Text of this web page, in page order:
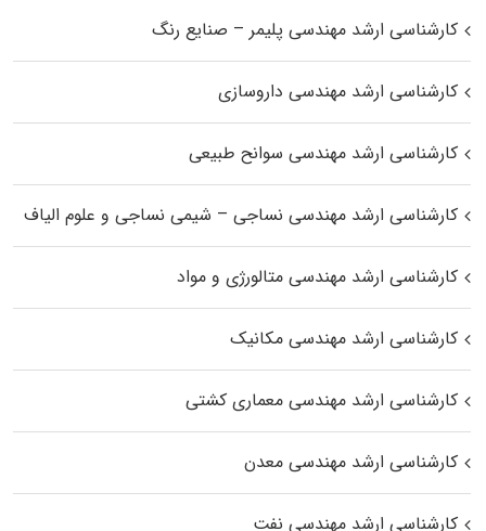
کارشناسی ارشد مهندسی پلیمر – صنایع رنگ
کارشناسی ارشد مهندسی داروسازی
کارشناسی ارشد مهندسی سوانح طبیعی
کارشناسی ارشد مهندسی نساجی – شیمی نساجی و علوم الیاف
کارشناسی ارشد مهندسی متالورژی و مواد
کارشناسی ارشد مهندسی مکانیک
کارشناسی ارشد مهندسی معماری کشتی
کارشناسی ارشد مهندسی معدن
کارشناسی ارشد مهندسی نفت